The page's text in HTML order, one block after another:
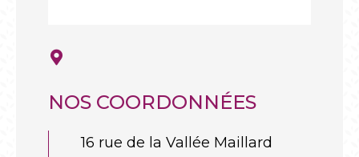
NOS COORDONNÉES
16 rue de la Vallée Maillard